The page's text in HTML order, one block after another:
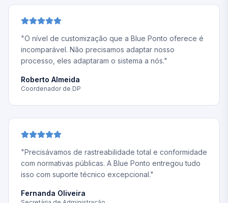
"O nível de customização que a Blue Ponto oferece é
incomparável. Não precisamos adaptar nosso
processo, eles adaptaram o sistema a nós."
Roberto Almeida
Coordenador de DP
"Precisávamos de rastreabilidade total e conformidade
com normativas públicas. A Blue Ponto entregou tudo
isso com suporte técnico excepcional."
Fernanda Oliveira